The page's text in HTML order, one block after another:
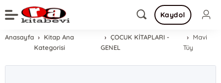
Kaydol
Anasayfa
Kitap Ana
Kategorisi
ÇOCUK KİTAPLARI -
GENEL
Mavi
Tüy